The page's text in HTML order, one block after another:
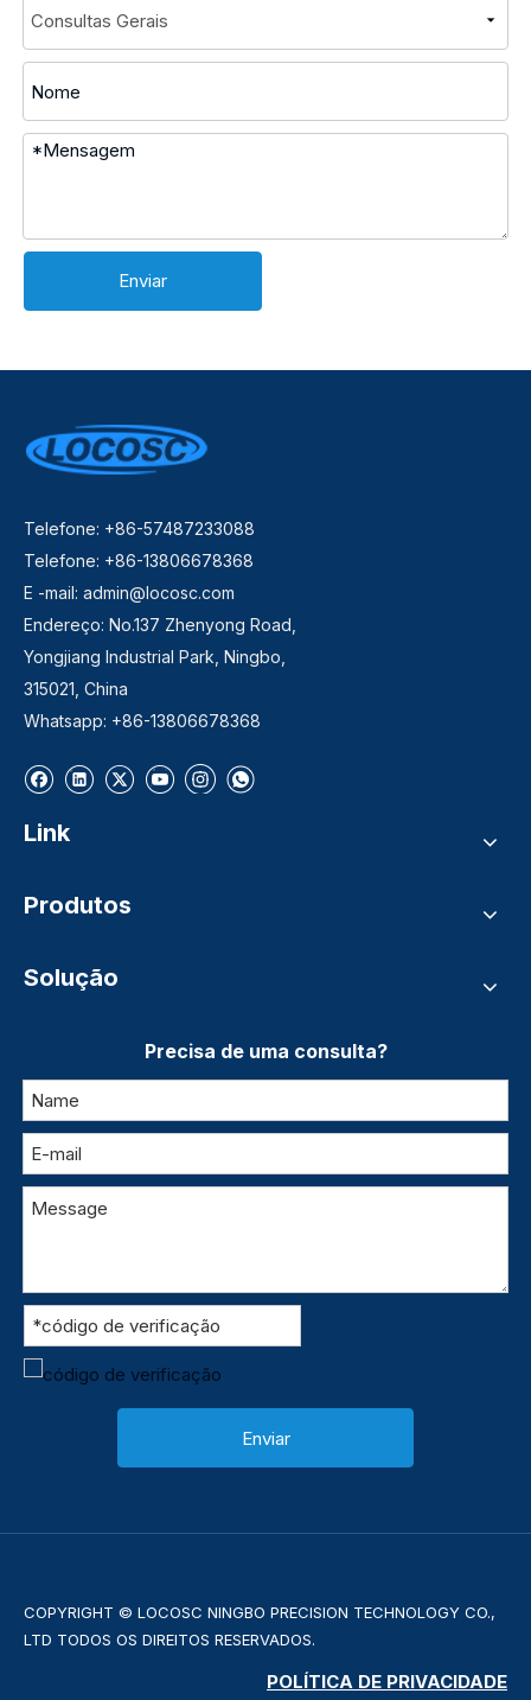
Enviar
Telefone: +86-57487233088
Telefone: +86-13806678368
E -mail: admin@locosc.com
Endereço: No.137 Zhenyong Road,
Yongjiang Industrial Park, Ningbo,
315021, China
Whatsapp: +86-13806678368
Link
Produtos
Solução
Precisa de uma consulta?
Enviar
COPYRIGHT © LOCOSC NINGBO PRECISION TECHNOLOGY CO.,
LTD TODOS OS DIREITOS RESERVADOS.
POLÍTICA DE PRIVACIDADE